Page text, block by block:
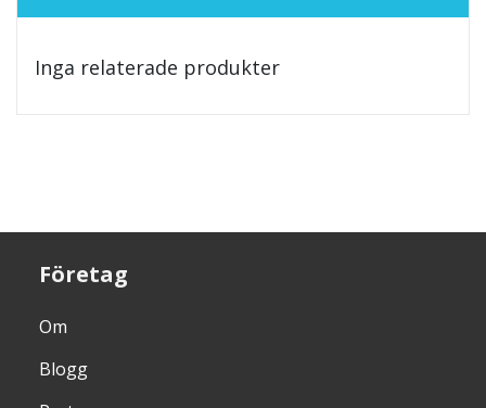
Inga relaterade produkter
Företag
Om
Blogg